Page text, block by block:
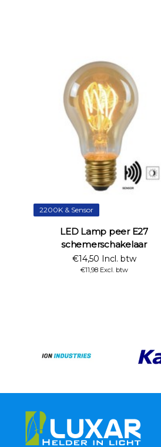
2200K & Sensor
LED Lamp peer E27
schemerschakelaar
€14,50 Incl. btw
€11,98 Excl. btw